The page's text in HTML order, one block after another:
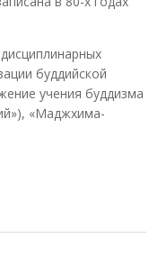
буддийской
учения буддизма
«Маджхима-